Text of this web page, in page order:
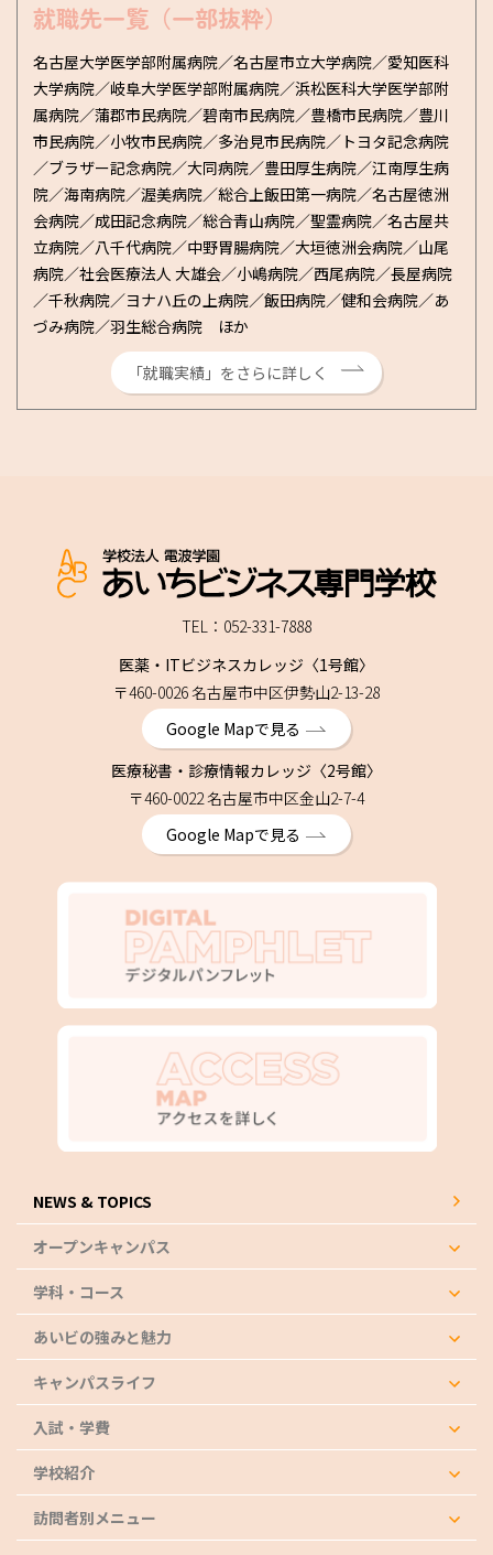
就職先一覧（一部抜粋）
名古屋大学医学部附属病院／名古屋市立大学病院／愛知医科
大学病院／岐阜大学医学部附属病院／浜松医科大学医学部附
属病院／蒲郡市民病院／碧南市民病院／豊橋市民病院／豊川
市民病院／小牧市民病院／多治見市民病院／トヨタ記念病院
／ブラザー記念病院／大同病院／豊田厚生病院／江南厚生病
院／海南病院／渥美病院／総合上飯田第一病院／名古屋徳洲
会病院／成田記念病院／総合青山病院／聖霊病院／名古屋共
立病院／八千代病院／中野胃腸病院／大垣徳洲会病院／山尾
病院／社会医療法人 大雄会／小嶋病院／西尾病院／長屋病院
／千秋病院／ヨナハ丘の上病院／飯田病院／健和会病院／あ
づみ病院／羽生総合病院 ほか
「就職実績」をさらに詳しく
TEL：052-331-7888
医薬・ITビジネスカレッジ〈1号館〉
〒460-0026 名古屋市中区伊勢山2-13-28
Google Mapで見る
医療秘書・診療情報カレッジ〈2号館〉
〒460-0022 名古屋市中区金山2-7-4
Google Mapで見る
NEWS & TOPICS
オープンキャンパス
学科・コース
あいビの強みと魅力
キャンパスライフ
入試・学費
学校紹介
訪問者別メニュー